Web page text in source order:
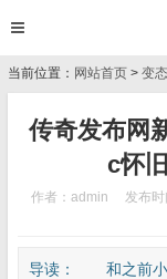
当前位置： 网站首页 > 变
传奇发布网
c怀
作者：admin 发布
导读： 和之前小